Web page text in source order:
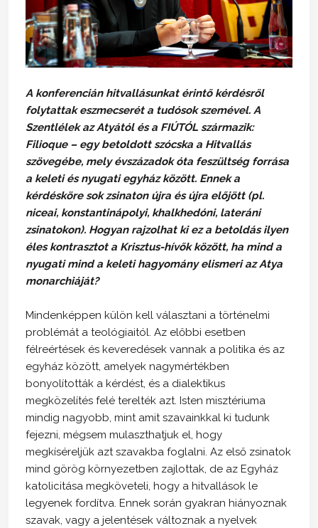
A konferencián hitvallásunkat érintő kérdésről
folytattak eszmecserét a tudósok szemével. A
Szentlélek az Atyától és a FIÚTÓL származik:
Filioque – egy betoldott szócska a Hitvallás
szövegébe, mely évszázadok óta feszültség forrása
a keleti és nyugati egyház között. Ennek a
kérdésköre sok zsinaton újra és újra előjött (pl.
niceai, konstantinápolyi, khalkhedóni, lateráni
zsinatokon). Hogyan rajzolhat ki ez a betoldás ilyen
éles kontrasztot a Krisztus-hívők között, ha mind a
nyugati mind a keleti hagyomány elismeri az Atya
monarchiáját?
Mindenképpen külön kell választani a történelmi
problémát a teológiaitól. Az előbbi esetben
félreértések és keveredések vannak a politika és az
egyház között, amelyek nagymértékben
bonyolították a kérdést, és a dialektikus
megközelítés felé terelték azt. Isten misztériuma
mindig nagyobb, mint amit szavainkkal ki tudunk
fejezni, mégsem mulaszthatjuk el, hogy
megkíséreljük azt szavakba foglalni. Az első zsinatok
mind görög környezetben zajlottak, de az Egyház
katolicitása megköveteli, hogy a hitvallások le
legyenek fordítva. Ennek során gyakran hiányoznak
szavak, vagy a jelentések változnak a nyelvek